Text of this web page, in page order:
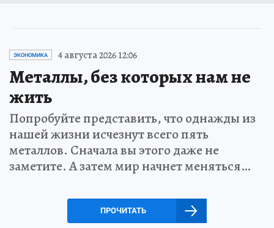
ЭКОНОМИКА 4 августа 2026 12:06
Металлы, без которых нам не
жить
Попробуйте представить, что однажды из
нашей жизни исчезнут всего пять
металлов. Сначала вы этого даже не
заметите. А затем мир начнет меняться…
ПРОЧИТАТЬ